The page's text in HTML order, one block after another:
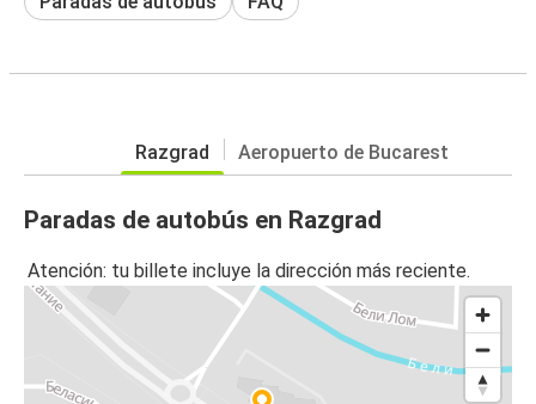
Razgrad Aeropuerto de Bucarest
Paradas de autobús en Razgrad
Atención: tu billete incluye la dirección más reciente.